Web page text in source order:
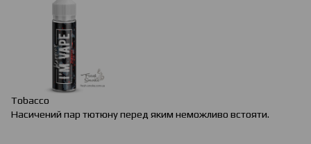
Tobacco
Насичений пар тютюну перед яким неможливо встояти.